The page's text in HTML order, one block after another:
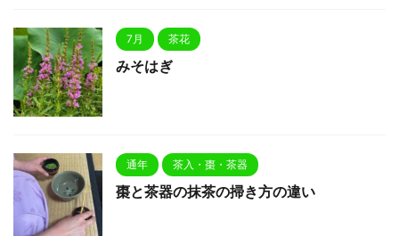
7月 茶花
みそはぎ
通年 茶入・棗・茶器
棗と茶器の抹茶の掃き方の違い